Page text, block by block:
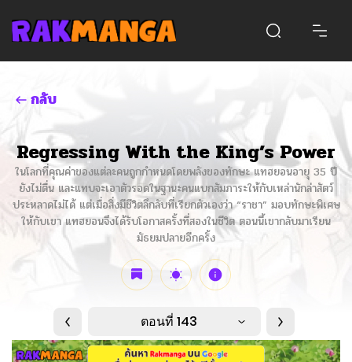
กลับ
Regressing With the King’s Power
ในโลกที่คุณค่าของแต่ละคนถูกกำหนดโดยพลังของทักษะ แทฮยอนอายุ 35 ปี
ยังไม่ตื่น และแทบจะเอาตัวรอดในฐานะคนแบกสัมภาระให้กับเหล่านักล่าสัตว์
ประหลาดไม่ได้ แต่เมื่อสิ่งมีชีวิตลึกลับที่เรียกตัวเองว่า “ราชา” มอบทักษะพิเศษ
ให้กับเขา แทฮยอนจึงได้รับโอกาสครั้งที่สองในชีวิต ตอนนี้เขากลับมาเรียน
มัธยมปลายอีกครั้ง
ตอนที่ 143